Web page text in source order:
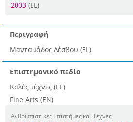
2003 (EL)
Περιγραφή
Μανταμάδος Λέσβου (EL)
Επιστημονικό πεδίο
Καλές τέχνες (EL)
Fine Arts (EN)
Ανθρωπιστικές Επιστήμες και Τέχνες